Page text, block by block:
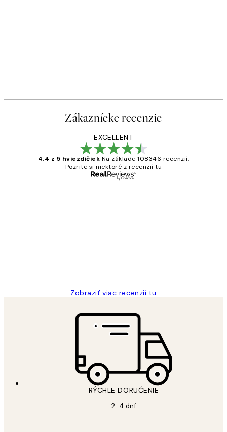
Zákaznícke recenzie
EXCELLENT
4.4 z 5 hviezdičiek Na základe 108346 recenzií.
Pozrite si niektoré z recenzií tu
Zobraziť viac recenzií tu
RÝCHLE DORUČENIE
2-4 dní